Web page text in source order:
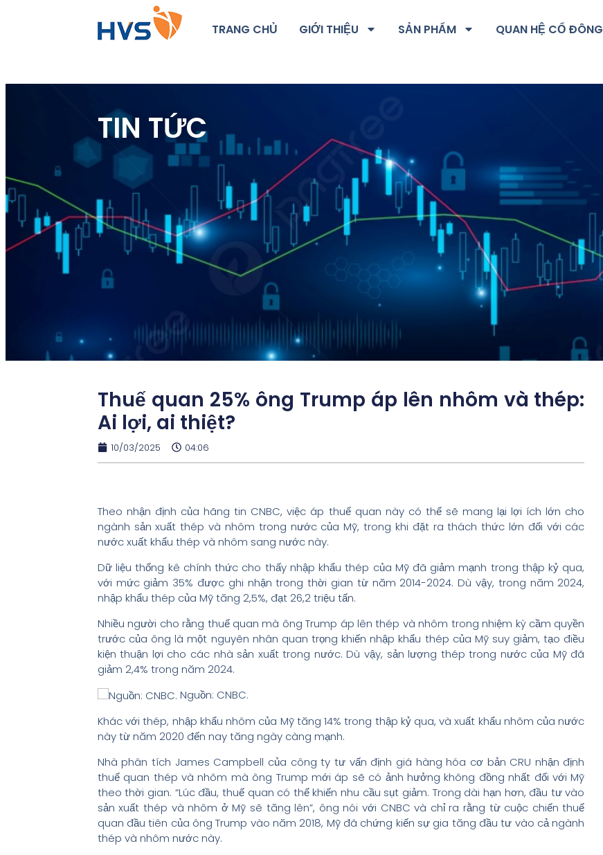
TRANG CHỦ GIỚI THIỆU SẢN PHẨM QUAN HỆ CỔ ĐÔNG
TIN TỨC
Thuế quan 25% ông Trump áp lên nhôm và thép:
Ai lợi, ai thiệt?
10/03/2025 04:06
Theo nhận định của hãng tin CNBC, việc áp thuế quan này có thể sẽ mang lại lợi ích lớn cho
ngành sản xuất thép và nhôm trong nước của Mỹ, trong khi đặt ra thách thức lớn đối với các
nước xuất khẩu thép và nhôm sang nước này.
Dữ liệu thống kê chính thức cho thấy nhập khẩu thép của Mỹ đã giảm mạnh trong thập kỷ qua,
với mức giảm 35% được ghi nhận trong thời gian từ năm 2014-2024. Dù vậy, trong năm 2024,
nhập khẩu thép của Mỹ tăng 2,5%, đạt 26,2 triệu tấn.
Nhiều người cho rằng thuế quan mà ông Trump áp lên thép và nhôm trong nhiệm kỳ cầm quyền
trước của ông là một nguyên nhân quan trọng khiến nhập khẩu thép của Mỹ suy giảm, tạo điều
kiện thuận lợi cho các nhà sản xuất trong nước. Dù vậy, sản lượng thép trong nước của Mỹ đã
giảm 2,4% trong năm 2024.
Nguồn: CNBC.
Khác với thép, nhập khẩu nhôm của Mỹ tăng 14% trong thập kỷ qua, và xuất khẩu nhôm của nước
này từ năm 2020 đến nay tăng ngày càng mạnh.
Nhà phân tích James Campbell của công ty tư vấn định giá hàng hóa cơ bản CRU nhận định
thuế quan thép và nhôm mà ông Trump mới áp sẽ có ảnh hưởng không đồng nhất đối với Mỹ
theo thời gian. “Lúc đầu, thuế quan có thể khiến nhu cầu sụt giảm. Trong dài hạn hơn, đầu tư vào
sản xuất thép và nhôm ở Mỹ sẽ tăng lên”, ông nói với CNBC và chỉ ra rằng từ cuộc chiến thuế
quan đầu tiên của ông Trump vào năm 2018, Mỹ đã chứng kiến sự gia tăng đầu tư vào cả ngành
thép và nhôm nước này.